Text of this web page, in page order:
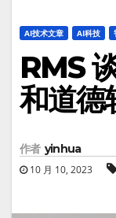
AI技术文章 AI科技
RMS
和道德
作者 yinhua
10 月 10, 2023